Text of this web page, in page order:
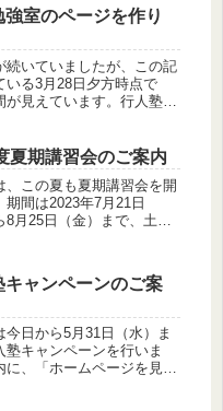
強室のページを作り
続いていましたが、この記
いる3月28日夕方時点で
が見えています。行人塾は
ります。さて今回は、講習
係ですが中学生勉強室のペ
夏期講習会のご案内
、この夏も夏期講習会を開
期間は2023年7月21日
8月25日（金）まで、土日
る学力テストを行います。
校によって、様々なコース
したので、詳細は講習会の
覧ください。
キャンペーンのご案
今日から5月31日（水）ま
塾キャンペーンを行いま
に、「ホームページを見